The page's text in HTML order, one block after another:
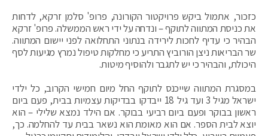
כזכור, אתמול ביקש פרויקטור הקורונה, פרופ' סלמן זרקא, לדחות
את כניסת המתווה לתוקף – ונדחה על ידי ראש הממשלה. פרופ' זרקא
הבהיר כי עדיף לחכות לירידה בנתוני התחלואה לפני יישום המתווה.
שר הבריאות ניצן הורוביץ התריע כי מחלקות טיפול נמרץ מגיעות לסף
היכולת, והבהיר כי יש לתגבר ולהוסיף מיטות.
במסגרת המתווה שייכנס לתוקף החל מיום חמישי הקרוב, כל ילדי
ישראל מגיל 3 ועד גיל 18 ייבדקו בבדיקות עצמיות בבית, פעם ביום
ראשון בבוקר ופעם ביום רביעי בבוקר. אם הילד נמצא שלילי – הוא
יוצא לבית הספר. אם הוא מאומת הוא נשאר בבית עד להחלמה. כך,